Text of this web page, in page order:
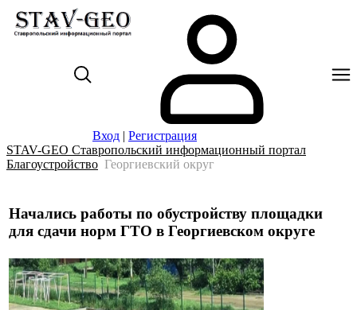
Вход | Регистрация
STAV-GEO Ставропольский информационный портал
Благоустройство Георгиевский округ
Начались работы по обустройству площадки
для сдачи норм ГТО в Георгиевском округе